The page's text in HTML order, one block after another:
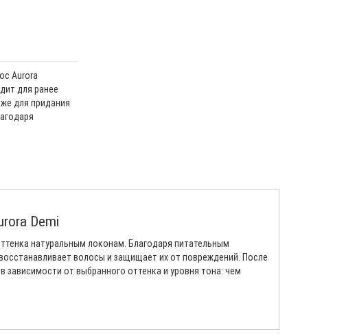
Aurora
для ранее
для придания
Demi
натуральным локонам. Благодаря питательным
волосы и защищает их от повреждений. После
от выбранного оттенка и уровня тона: чем